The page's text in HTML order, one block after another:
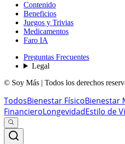
Contenido
Beneficios
Juegos y Trivias
Medicamentos
Faro IA
Preguntas Frecuentes
Legal
© Soy Más | Todos los derechos
TodosBienestar FísicoBienestar
FinancieroLongevidadEstilo de